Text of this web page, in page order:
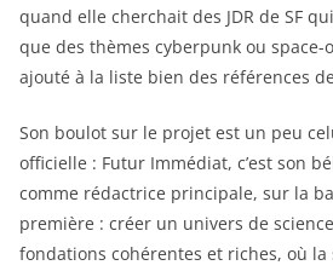
quand elle cherchait des JDR de SF
que des thèmes cyberpunk ou space-
ajouté à la liste bien des références
Son boulot sur le projet est un peu
officielle : Futur Immédiat, c’est son
comme rédactrice principale, sur la
première : créer un univers de
fondations cohérentes et riches, où la